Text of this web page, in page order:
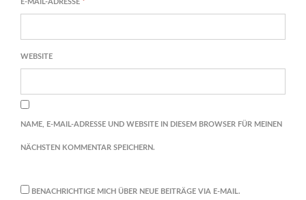
WEBSITE
NAME, E-MAIL-ADRESSE UND WEBSITE IN DIESEM BROWSER FÜR MEINEN
NÄCHSTEN KOMMENTAR SPEICHERN.
BENACHRICHTIGE MICH ÜBER NEUE BEITRÄGE VIA E-MAIL.